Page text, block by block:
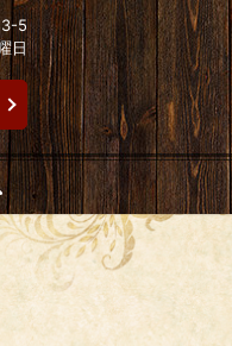
5
日
search